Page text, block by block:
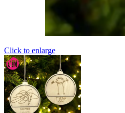
Click to enlarge